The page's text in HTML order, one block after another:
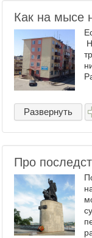
Как на мысе
Развернуть
Про